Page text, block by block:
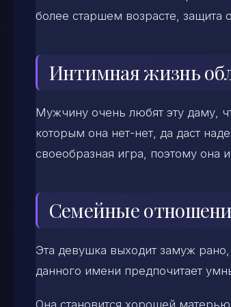
более старшем возрасте, защита
Интимная жизнь
Мужчину очень любят эту даму,
которым она нет-нет, да даст
своеобразная игра, поэтому она
Семейные
Эта девушка выходит замуж
данного имени предпочитает